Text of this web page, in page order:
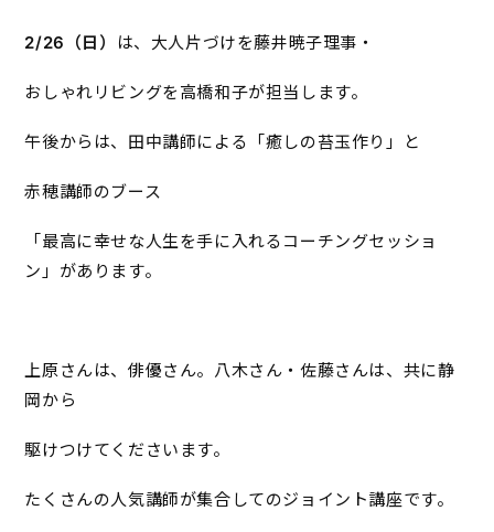
2/26 （日） は、大人片づけを藤井暁子理事・
おしゃれリビングを高橋和子が担当します。
午後からは、田中講師による「癒しの苔玉作り」と
赤穂講師のブース
「最高に幸せな人生を手に入れるコーチングセッショ
ン」があります。
上原さんは、俳優さん。八木さん・佐藤さんは、共に静
岡から
駆けつけてくださいます。
たくさんの人気講師が集合してのジョイント講座です。